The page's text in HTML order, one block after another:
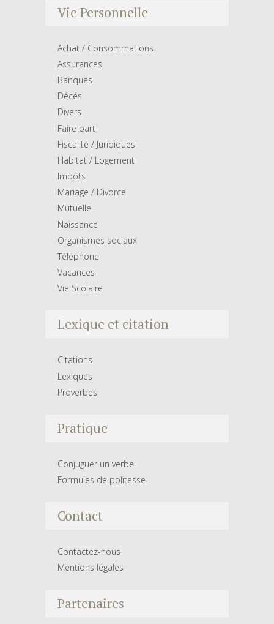
Vie Personnelle
Achat / Consommations
Assurances
Banques
Décés
Divers
Faire part
Fiscalité / Juridiques
Habitat / Logement
Impôts
Mariage / Divorce
Mutuelle
Naissance
Organismes sociaux
Téléphone
Vacances
Vie Scolaire
Lexique et citation
Citations
Lexiques
Proverbes
Pratique
Conjuguer un verbe
Formules de politesse
Contact
Contactez-nous
Mentions légales
Partenaires